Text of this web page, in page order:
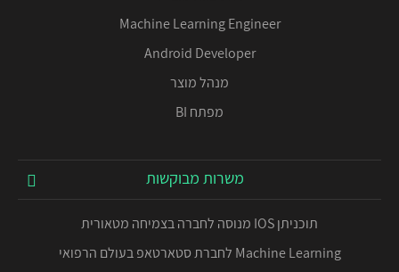
Machine Learning Engineer
Android Developer
מנהל מוצר
מפתח BI
משרות מבוקשות
תוכניתן IOS מנוסה לחברה בצמיחה מטאורית
Machine Learning לחברת סטארטאפ בעולם הרפואי